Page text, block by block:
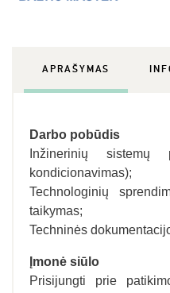
APRAŠYMAS
Darbo pobūdis
Inžinerinių sistemų
kondicionavimas);
Technologinių
taikymas;
Techninės
Įmonė siūlo
Prisijungti prie